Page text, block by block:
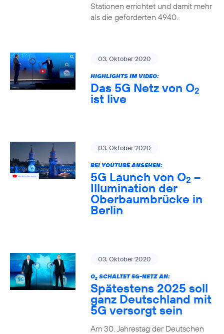
Stationen errichtet und damit mehr
als die geforderten 4940.
03. Oktober 2020
HIGHLIGHTS IM VIDEO:
Das 5G Netz von O2
ist live
03. Oktober 2020
BEI YOUTUBE ANSEHEN:
5G Launch von O2 –
Illumination der
Oberbaumbrücke in
Berlin
03. Oktober 2020
O2SCHALTET 5G-NETZ AN:
Spätestens 2025 soll
ganz Deutschland mit
5G versorgt sein
Am 30. Jahrestag der Deutschen